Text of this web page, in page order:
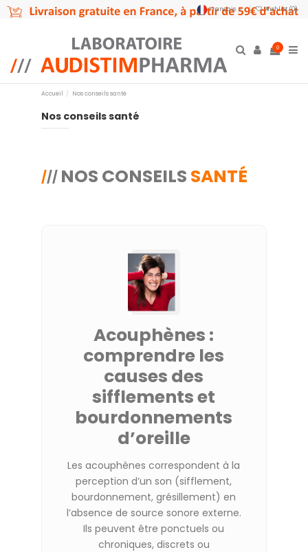
Français Wishlist (0)
0
Accueil Nos conseils santé
Nos conseils santé
/// NOS CONSEILS SANTÉ
Acouphènes :
comprendre les
causes des
sifflements et
bourdonnements
d’oreille
Les acouphènes correspondent à la
perception d’un son (sifflement,
bourdonnement, grésillement) en
l’absence de source sonore externe.
Ils peuvent être ponctuels ou
chroniques, discrets ou